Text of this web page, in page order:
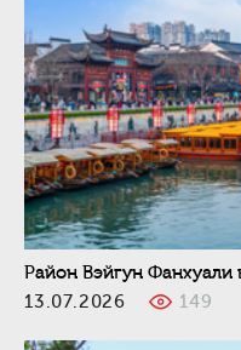
Район Вэйгун Фанхуали
13.07.2026
149